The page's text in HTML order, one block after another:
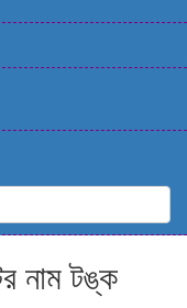
নাম টঙ্ক